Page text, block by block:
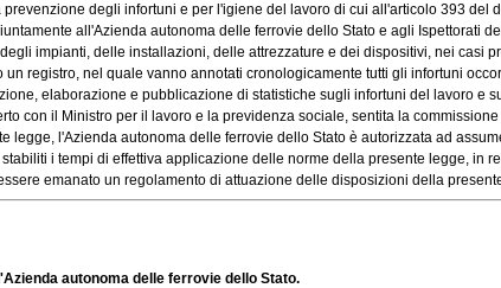
degli infortuni e per l'igiene del lavoro di cui all'articolo 393 del
all'Azienda autonoma delle ferrovie dello Stato e agli Ispettorati
impianti, delle installazioni, delle attrezzature e dei dispositivi, nei casi
registro, nel quale vanno annotati cronologicamente tutti gli infortuni
elaborazione e pubblicazione di statistiche sugli infortuni del lavoro e
con il Ministro per il lavoro e la previdenza sociale, sentita la commissione
l'Azienda autonoma delle ferrovie dello Stato è autorizzata ad
i tempi di effettiva applicazione delle norme della presente legge, in
emanato un regolamento di attuazione delle disposizioni della
autonoma delle ferrovie dello Stato.